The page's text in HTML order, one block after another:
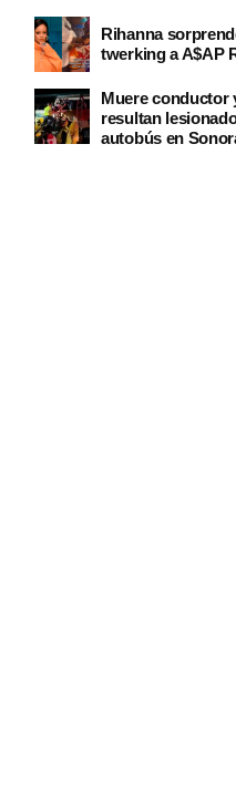
Rihanna
twerking a A$AP
Muere conductor
resultan
autobús en